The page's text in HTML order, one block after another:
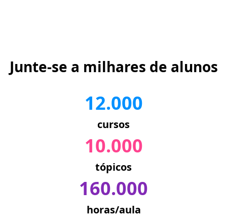
Junte-se a milhares de alunos
12.000
cursos
10.000
tópicos
160.000
horas/aula